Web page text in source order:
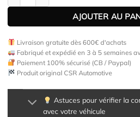
AJOUTER AU
Livraison gratuite dès 600€ d'achats
Fabriqué et expédié en 3 à 5 semaines
Paiement 100% sécurisé (CB / Paypal)
Produit original CSR Automotive
Astuces pour vérifier la
avec votre véhicule